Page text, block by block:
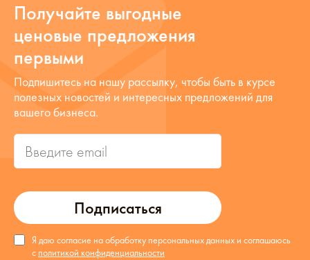
Получайте выгодные
ценовые предложения
первыми
Подписаться
Подпишитесь на нашу рассылку, чтобы быть в курсе
полезных новостей и интересных предложений для
вашего бизнеса.
Я даю согласие на обработку персональных данных и соглашаюсь
с политикой конфиденциальности